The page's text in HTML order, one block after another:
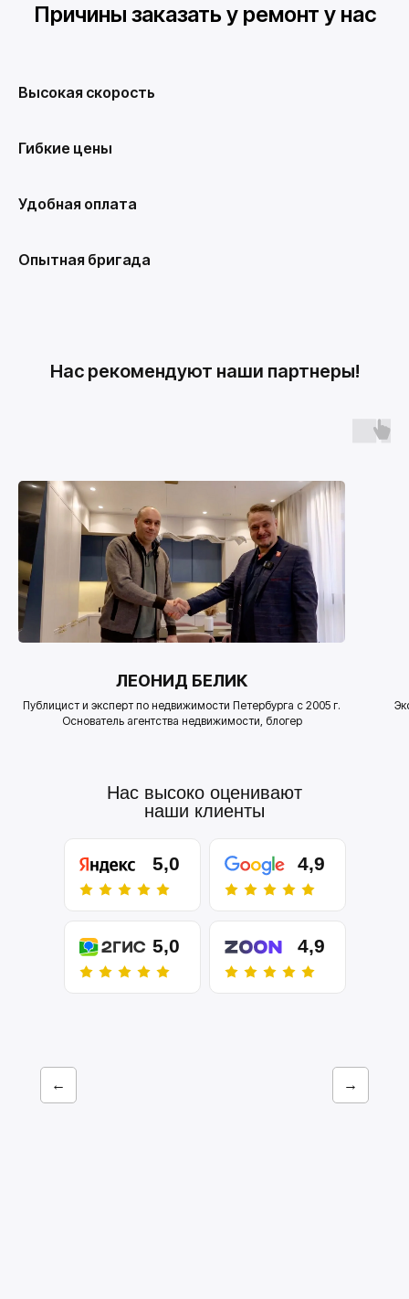
Причины заказать у ремонт у нас
Высокая скорость
Гибкие цены
Удобная оплата
Опытная бригада
Нас рекомендуют наши партнеры!
ЛЕОНИД БЕЛИК
Публицист и эксперт по недвижимости Петербурга с 2005 г.
Основатель агентства недвижимости, блогер
Нас высоко оценивают
наши клиенты
5,0 4,9
5,0 4,9
← →